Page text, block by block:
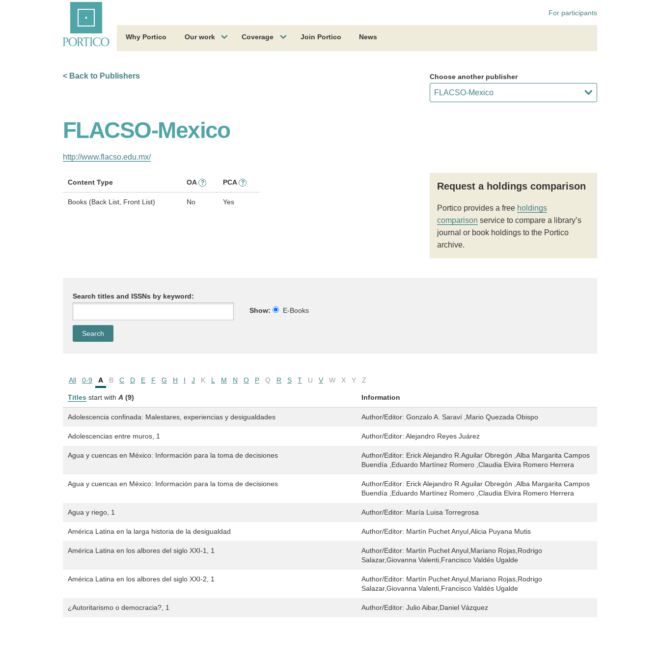
For participants
Why Portico Our work Coverage Join Portico News
< Back to Publishers Choose another publisher
FLACSO-Mexico
http://www.flacso.edu.mx/
Content Type OA ? PCA ?
Books (Back List, Front List) No Yes
Request a holdings comparison
Portico provides a free holdings
comparison service to compare a library’s
journal or book holdings to the Portico
archive.
Search titles and ISSNs by keyword:
Show:
E-Books
All 0-9 A B C D E F G H I J K L M N O P Q R S T U V W X Y Z
Titles start with A (9) Information
Adolescencia confinada: Malestares, experiencias y desigualdades Author/Editor: Gonzalo A. Saraví ,Mario Quezada Obispo
Adolescencias entre muros, 1 Author/Editor: Alejandro Reyes Juárez
Agua y cuencas en México: Información para la toma de decisiones Author/Editor: Erick Alejandro R.Aguilar Obregón ,Alba Margarita Campos
Buendía ,Eduardo Martínez Romero ,Claudia Elvira Romero Herrera
Agua y cuencas en México: Información para la toma de decisiones Author/Editor: Erick Alejandro R.Aguilar Obregón ,Alba Margarita Campos
Buendía ,Eduardo Martínez Romero ,Claudia Elvira Romero Herrera
Agua y riego, 1 Author/Editor: María Luisa Torregrosa
América Latina en la larga historia de la desigualdad Author/Editor: Martín Puchet Anyul,Alicia Puyana Mutis
América Latina en los albores del siglo XXI-1, 1 Author/Editor: Martín Puchet Anyul,Mariano Rojas,Rodrigo
Salazar,Giovanna Valenti,Francisco Valdés Ugalde
América Latina en los albores del siglo XXI-2, 1 Author/Editor: Martín Puchet Anyul,Mariano Rojas,Rodrigo
Salazar,Giovanna Valenti,Francisco Valdés Ugalde
¿Autoritarismo o democracia?, 1 Author/Editor: Julio Aibar,Daniel Vázquez